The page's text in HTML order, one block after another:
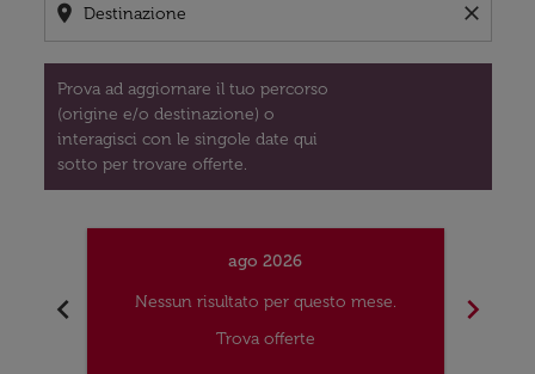
location_on close
Prova ad aggiornare il tuo percorso
(origine e/o destinazione) o
interagisci con le singole date qui
sotto per trovare offerte.
chevron_left
ago 2026
Nessun risultato per questo mese.
Trova offerte
chevron_right